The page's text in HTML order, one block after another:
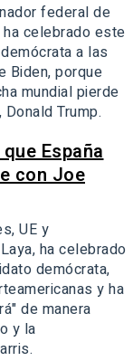
federal de
ha celebrado este
a las
Biden, porque
mundial pierde
Trump.
España
con Joe
UE y
ha celebrado
demócrata,
y ha
de manera
y la